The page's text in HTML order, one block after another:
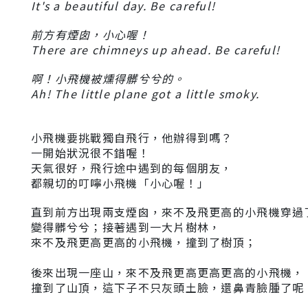
It's a beautiful day. Be careful!
前方有煙囱，小心喔！
There are chimneys up ahead. Be careful!
啊！小飛機被燻得髒兮兮的。
Ah! The little plane got a little smoky.
小飛機要挑戰獨自飛行，他辦得到嗎？
一開始狀況很不錯喔！
天氣很好，飛行途中遇到的每個朋友，
都親切的叮嚀小飛機「小心喔！」
直到前方出現兩支煙囪，來不及飛更高的小飛機穿過
變得髒兮兮；接著遇到一大片樹林，
來不及飛更高更高的小飛機， 撞到了樹頂；
後來出現一座山，來不及飛更高更高更高的小飛機，
撞到了山頂 ，這下子不只灰頭土臉，還鼻青臉腫了呢